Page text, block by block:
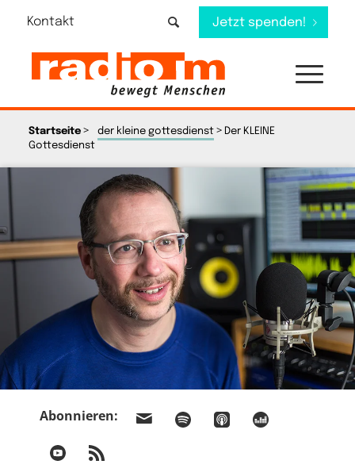
Kontakt Jetzt spenden!
Startseite> der kleine gottesdienst> Der KLEINE
Gottesdienst
Abonnieren: